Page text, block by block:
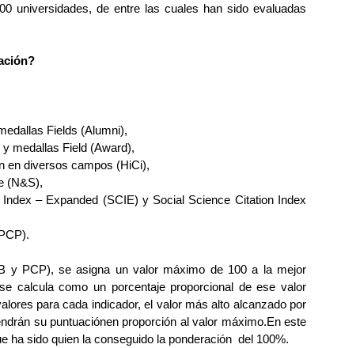
universidades, de entre las cuales han sido evaluadas
Fields (Alumni),
medallas Field (Award),
en diversos campos (HiCi),
(N&S),
– Expanded (SCIE) y Social Science Citation Index
y PCP), se asigna un valor máximo de 100 a la mejor
calcula como un porcentaje proporcional de ese valor
para cada indicador, el valor más alto alcanzado por
su puntuaciónen proporción al valor máximo.En este
sido quien la conseguido la ponderación  del 100%.